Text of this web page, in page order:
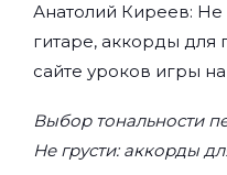
Анатолий Киреев: Не
гитаре, аккорды для
сайте уроков игры
Выбор тональности
Не грусти: аккорды